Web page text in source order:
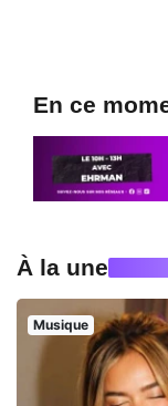
En ce
À la une
Musique